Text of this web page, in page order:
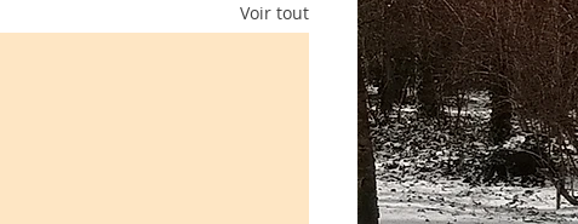
Voir tout